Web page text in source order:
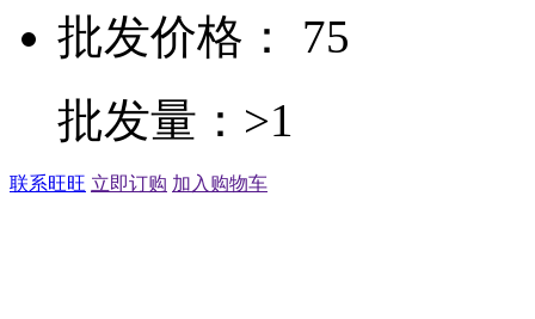
批发价格： 75
批发量：>1
联系旺旺 立即订购 加入购物车